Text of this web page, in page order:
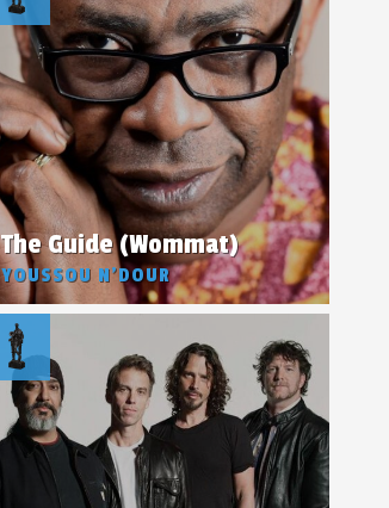
The Guide (Wommat)
YOUSSOU N’DOUR